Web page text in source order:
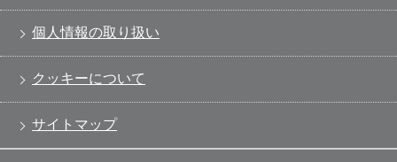
個人情報の取り扱い
クッキーについて
サイトマップ